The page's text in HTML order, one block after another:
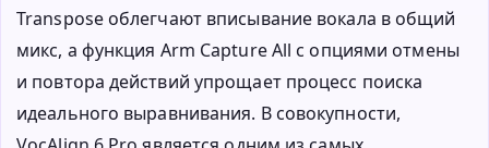
Transpose облегчают вписывание вокала в общий
микс, а функция Arm Capture All с опциями отмены
и повтора действий упрощает процесс поиска
идеального выравнивания. В совокупности,